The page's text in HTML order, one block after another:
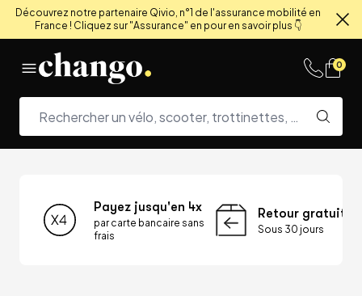
Découvrez notre partenaire Qivio, n°1 de l'assurance mobilité en
France ! Cliquez sur "Assurance" en pour en savoir plus 👇
0
Payez jusqu'en 4x
par carte bancaire sans
frais
Retour gratuit
Sous 30 jours